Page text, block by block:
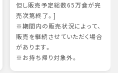
但し販売予定総数65万食が完
売次第終了。]
※期間内の販売状況によって、
販売を継続させていただく場合
があります。
※お持ち帰り対象外。